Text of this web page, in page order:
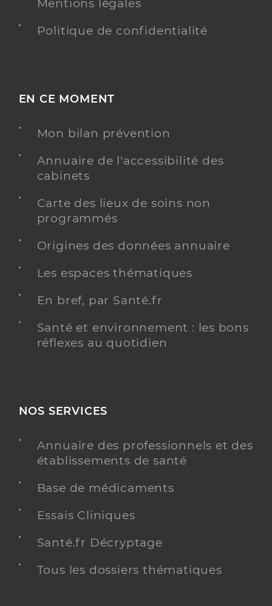
Mentions légales
Politique de confidentialité
EN CE MOMENT
Mon bilan prévention
Annuaire de l'accessibilité des
cabinets
Carte des lieux de soins non
programmés
Origines des données annuaire
Les espaces thématiques
En bref, par Santé.fr
Santé et environnement : les bons
réflexes au quotidien
NOS SERVICES
Annuaire des professionnels et des
établissements de santé
Base de médicaments
Essais Cliniques
Santé.fr Décryptage
Tous les dossiers thématiques